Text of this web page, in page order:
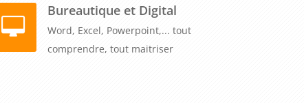
Bureautique et Digital
Word, Excel, Powerpoint,... tout
comprendre, tout maitriser